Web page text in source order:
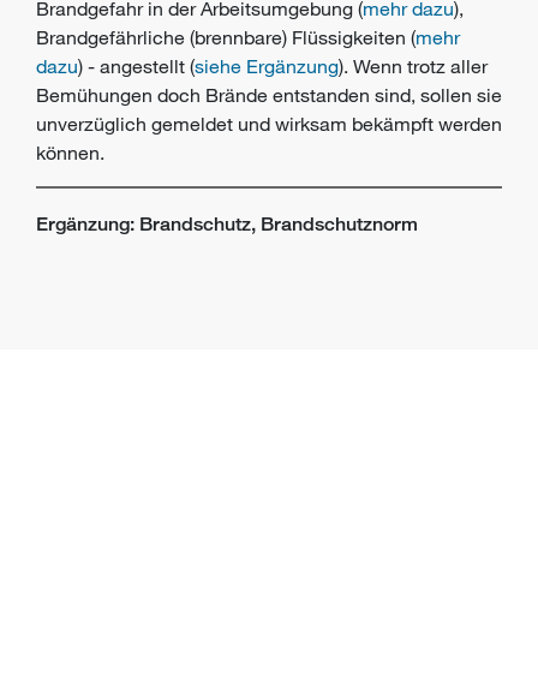
Brandgefahr in der Arbeitsumgebung (mehr dazu),
Brandgefährliche (brennbare) Flüssigkeiten (mehr
dazu) - angestellt (siehe Ergänzung). Wenn trotz aller
Bemühungen doch Brände entstanden sind, sollen sie
unverzüglich gemeldet und wirksam bekämpft werden
können.
Ergänzung: Brandschutz, Brandschutznorm